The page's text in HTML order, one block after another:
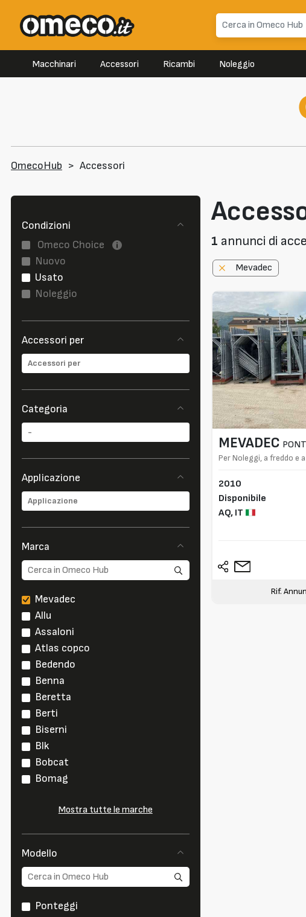
Macchinari Accessori Ricambi Noleggio
OmecoHub > Accessori
Condizioni
Omeco Choice
Nuovo
Usato
Noleggio
Accessori per
Categoria
Applicazione
Marca
Mevadec
Allu
Assaloni
Atlas copco
Bedendo
Benna
Beretta
Berti
Biserni
Blk
Bobcat
Bomag
Mostra tutte le marche
Modello
Ponteggi
1 annunci di
Mevadec
MEVADEC
Per Noleggi, a freddo e
2010
Disponibile
AQ,IT
Rif.